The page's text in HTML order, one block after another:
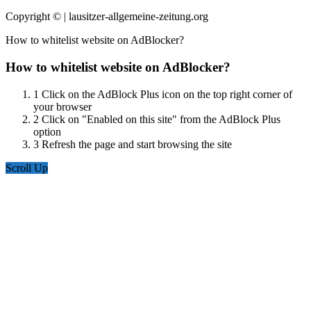
Copyright © | lausitzer-allgemeine-zeitung.org
How to whitelist website on AdBlocker?
How to whitelist website on AdBlocker?
1 Click on the AdBlock Plus icon on the top right corner of
your browser
2 Click on "Enabled on this site" from the AdBlock Plus
option
3 Refresh the page and start browsing the site
Scroll Up